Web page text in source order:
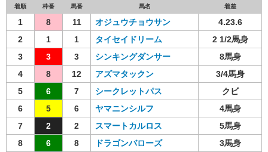
着順 枠番 馬番 馬名 着差
1 8 11 オジュウチョウサン
4.23.6
2
1 1 タイセイドリーム
2 1/2馬身
3
3 3 シンキングダンサー
8馬身
4
8 12 アズマタックン
3/4馬身
5
6 7 シークレットパス
クビ
6
5 6 ヤマニンシルフ
4馬身
7
2 2 スマートカルロス
5馬身
8
6 8 ドラゴンバローズ
3馬身